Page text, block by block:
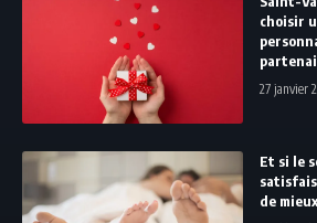
choisir
27 janvier
Et si le
de